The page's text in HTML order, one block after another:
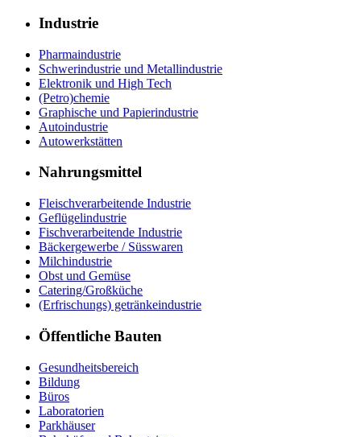
Industrie
Pharmaindustrie
Schwerindustrie und Metallindustrie
Elektronik und High Tech
(Petro)chemie
Graphische und Papierindustrie
Autoindustrie
Autowerkstätten
Nahrungsmittel
Fleischverarbeitende Industrie
Geflügelindustrie
Fischverarbeitende Industrie
Bäckergewerbe / Süsswaren
Milchindustrie
Obst und Gemüse
Catering/Großküche
(Erfrischungs) getränkeindustrie
Öffentliche Bauten
Gesundheitsbereich
Bildung
Büros
Laboratorien
Parkhäuser